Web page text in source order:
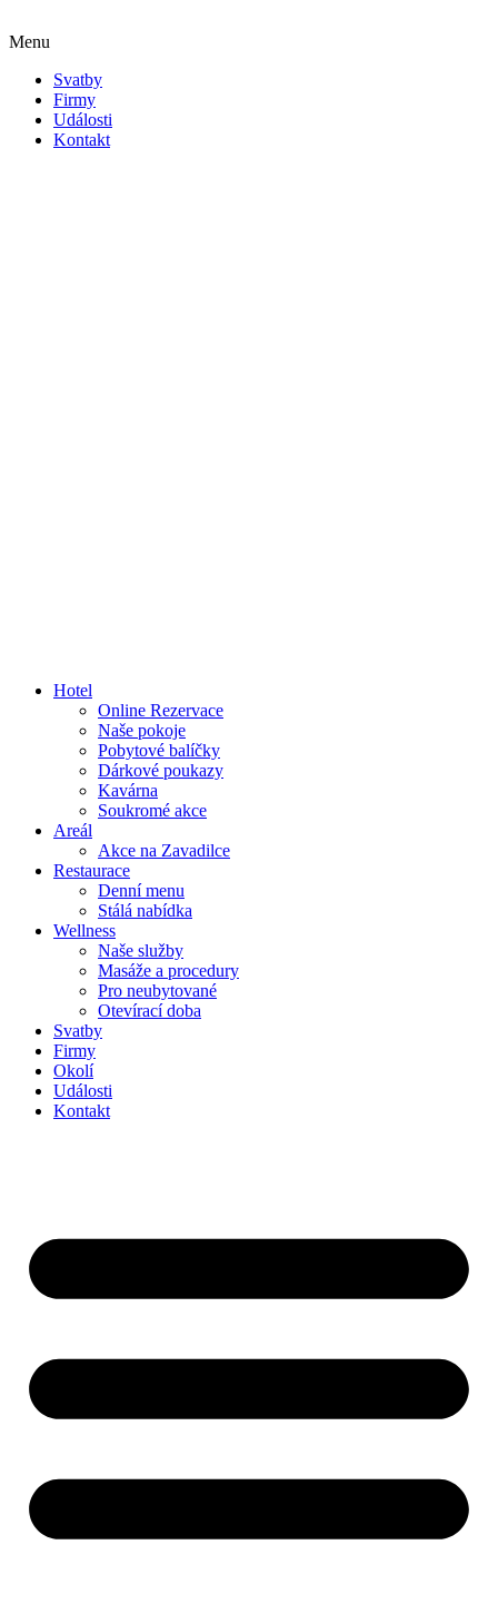
Menu
Svatby
Firmy
Události
Kontakt
Hotel
Online Rezervace
Naše pokoje
Pobytové balíčky
Dárkové poukazy
Kavárna
Soukromé akce
Areál
Akce na Zavadilce
Restaurace
Denní menu
Stálá nabídka
Wellness
Naše služby
Masáže a procedury
Pro neubytované
Otevírací doba
Svatby
Firmy
Okolí
Události
Kontakt